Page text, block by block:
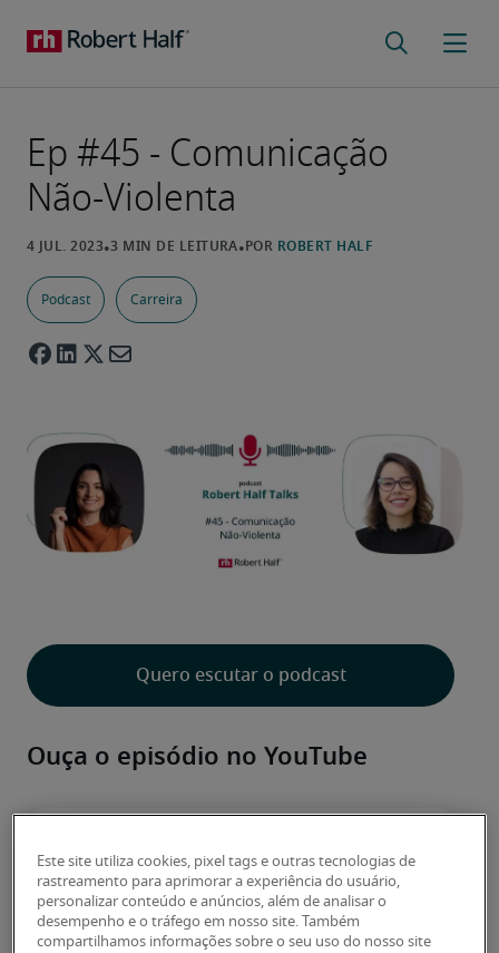
Ep #45 - Comunicação
Não-Violenta
Podcast Carreira
Quero escutar o podcast
Ouça o episódio no YouTube
Este site utiliza cookies, pixel tags e outras tecnologias de
rastreamento para aprimorar a experiência do usuário,
personalizar conteúdo e anúncios, além de analisar o
desempenho e o tráfego em nosso site. Também
compartilhamos informações sobre o seu uso do nosso site